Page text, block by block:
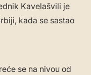
Kavelašvili je
kada se sastao
se na nivou od